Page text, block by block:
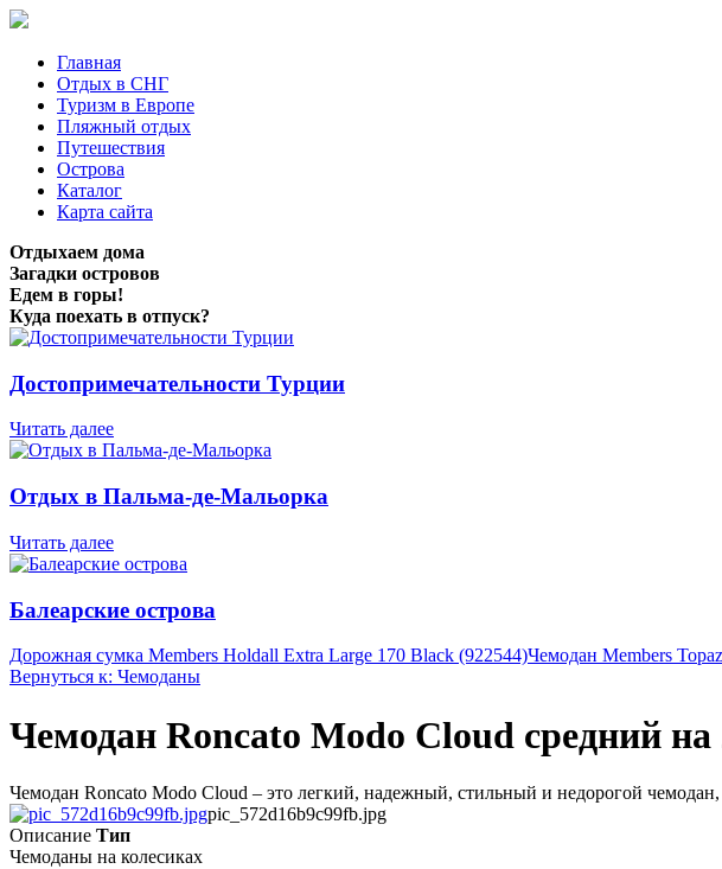
Главная
Отдых в СНГ
Туризм в Европе
Пляжный отдых
Путешествия
Острова
Каталог
Карта сайта
Отдыхаем дома
Загадки островов
Едем в горы!
Куда поехать в отпуск?
Достопримечательности Турции
Читать далее
Отдых в Пальма-де-Мальорка
Читать далее
Балеарские острова
Дорожная сумка Members Holdall Extra Large 170 Black (922544)Чемодан Members
Вернуться к: Чемоданы
Чемодан Roncato Modo Cloud средний
Чемодан Roncato Modo Cloud – это легкий, надежный, стильный и недорогой
pic_572d16b9c99fb.jpg
Описание Тип
Чемоданы на колесиках